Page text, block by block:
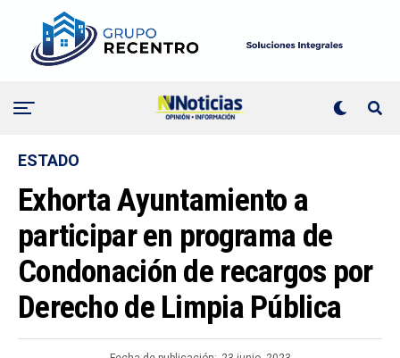
ESTADO
Exhorta Ayuntamiento a
participar en programa de
Condonación de recargos por
Derecho de Limpia Pública